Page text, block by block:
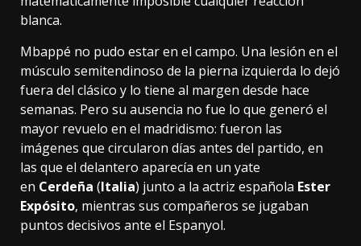
blanca.
Mbappé no pudo estar en el campo. Una lesión en el
músculo semitendinoso de la pierna izquierda lo dejó
fuera del clásico y lo tiene al margen desde hace
semanas. Pero su ausencia no fue lo que generó el
mayor revuelo en el madridismo: fueron las
imágenes que circularon días antes del partido, en
las que el delantero aparecía en un yate
en Cerdeña (Italia) junto a la actriz española Ester
Expósito, mientras sus compañeros se jugaban
puntos decisivos ante el Espanyol.